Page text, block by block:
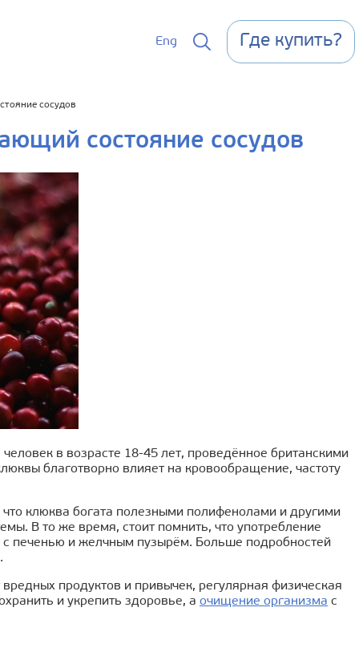
Eng Где купить?
сосудов
состояние сосудов
в возрасте 18-45 лет, проведённое британскими
благотворно влияет на кровообращение, частоту
клюква богата полезными полифенолами и другими
В то же время, стоит помнить, что употребление
печенью и желчным пузырём. Больше подробностей
продуктов и привычек, регулярная физическая
и укрепить здоровье, а очищение организма с